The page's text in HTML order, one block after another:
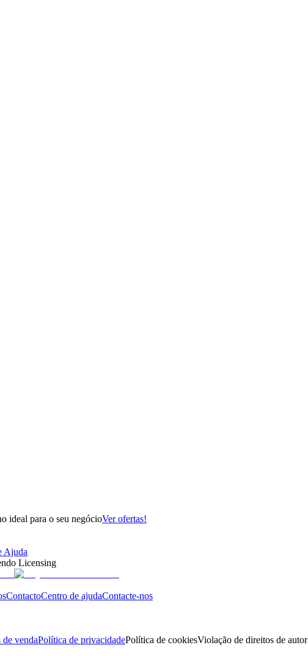
ideal para o seu negócioVer ofertas!
Ajuda
Licensing
ContactoCentro de ajudaContacte-nos
vendaPolítica de privacidadePolítica de cookiesViolação de direitos de autor